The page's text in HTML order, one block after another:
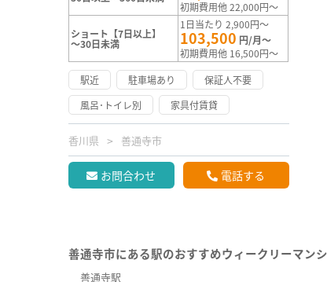
初期費用他 22,000円～
ショート【7日以上】
～30日未満
1日当たり 2,900円～
103,500 円/月～
初期費用他 16,500円～
駅近
駐車場あり
保証人不要
風呂･トイレ別
家具付賃貸
香川県 善通寺市
お問合わせ 電話する
善通寺市にある駅のおすすめウィークリーマン
善通寺駅